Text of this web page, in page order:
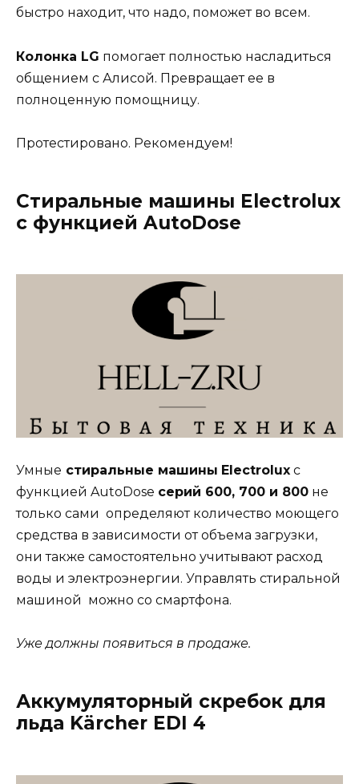
быстро находит, что надо, поможет во всем.
Колонка LG помогает полностью насладиться
общением с Алисой. Превращает ее в
полноценную помощницу.
Протестировано. Рекомендуем!
Стиральные машины Electrolux
с функцией AutoDose
Умные стиральные машины Electrolux с
функцией AutoDose серий 600, 700 и 800 не
только сами определяют количество моющего
средства в зависимости от объема загрузки,
они также самостоятельно учитывают расход
воды и электроэнергии. Управлять стиральной
машиной можно со смартфона.
Уже должны появиться в продаже.
Аккумуляторный скребок для
льда Kärcher EDI 4